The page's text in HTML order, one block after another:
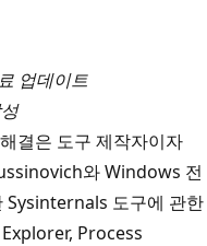
업데이트
결은 도구 제작자이자
와 Windows 전
도구에 관한
Process